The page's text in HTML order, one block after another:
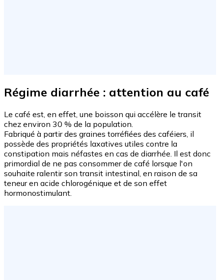
Régime diarrhée : attention au café
Le café est, en effet, une boisson qui accélère le transit
chez environ 30 % de la population.
Fabriqué à partir des graines torréfiées des caféiers, il
possède des propriétés laxatives utiles contre la
constipation mais néfastes en cas de diarrhée. Il est donc
primordial de ne pas consommer de café lorsque l'on
souhaite ralentir son transit intestinal, en raison de sa
teneur en acide chlorogénique et de son effet
hormonostimulant.